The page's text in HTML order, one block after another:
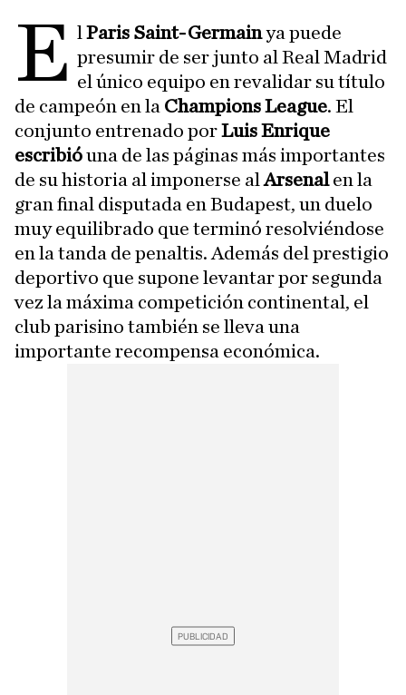
E lParis Saint-Germainya puede
presumir de ser junto al Real Madrid
el único equipo en revalidar su título
de campeón en la Champions League. El
conjunto entrenado porLuis Enrique
escribióuna de las páginas más importantes
de su historia al imponerse alArsenalen la
gran final disputada en Budapest, un duelo
muy equilibrado que terminó resolviéndose
en la tanda de penaltis. Además del prestigio
deportivo que supone levantar por segunda
vez la máxima competición continental, el
club parisino también se lleva una
importante recompensa económica.